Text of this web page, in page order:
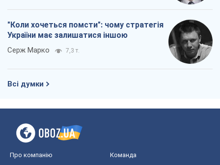
"Коли хочеться помсти": чому стратегія
України має залишатися іншою
Серж Марко 7,3 т.
Всі думки
Про компанію Команда